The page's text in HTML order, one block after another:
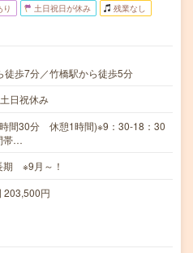
り 土日祝日が休み 残業なし
徒歩7分／竹橋駅から徒歩5分
日祝休み
間30分 休憩1時間)※9：30-18：30
帯…
期 ※9月～！
円